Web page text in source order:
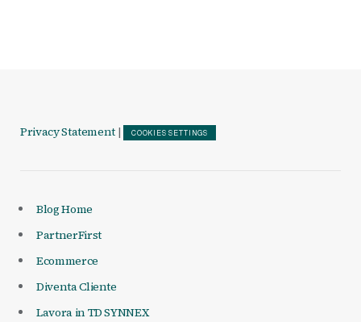
Privacy Statement | COOKIES SETTINGS
Blog Home
PartnerFirst
Ecommerce
Diventa Cliente
Lavora in TD SYNNEX